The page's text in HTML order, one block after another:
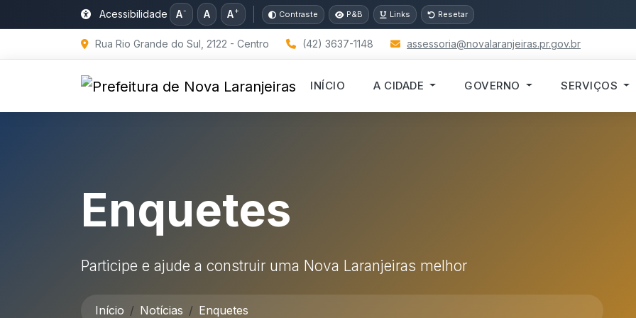
Acessibilidade A- A A+ Contraste P&B Links Resetar
Rua Rio Grande do Sul, 2122 - Centro (42) 3637-1148 assessoria@novalaranjeiras.pr.gov.br
INÍCIO A CIDADE GOVERNO SERVIÇOS
Enquetes
Participe e ajude a construir uma Nova Laranjeiras melhor
Início Notícias Enquetes